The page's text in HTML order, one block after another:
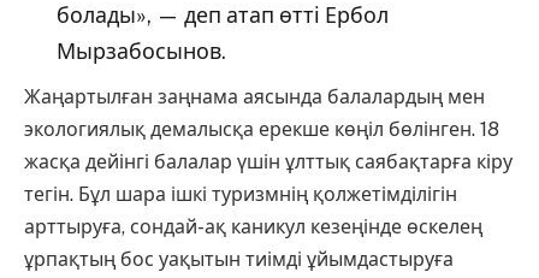
болады», — деп атап өтті Ербол
Мырзабосынов.
Жаңартылған заңнама аясында балалардың мен
экологиялық демалысқа ерекше көңіл бөлінген. 18
жасқа дейінгі балалар үшін ұлттық саябақтарға кіру
тегін. Бұл шара ішкі туризмнің қолжетімділігін
арттыруға, сондай-ақ каникул кезеңінде өскелең
ұрпақтың бос уақытын тиімді ұйымдастыруға